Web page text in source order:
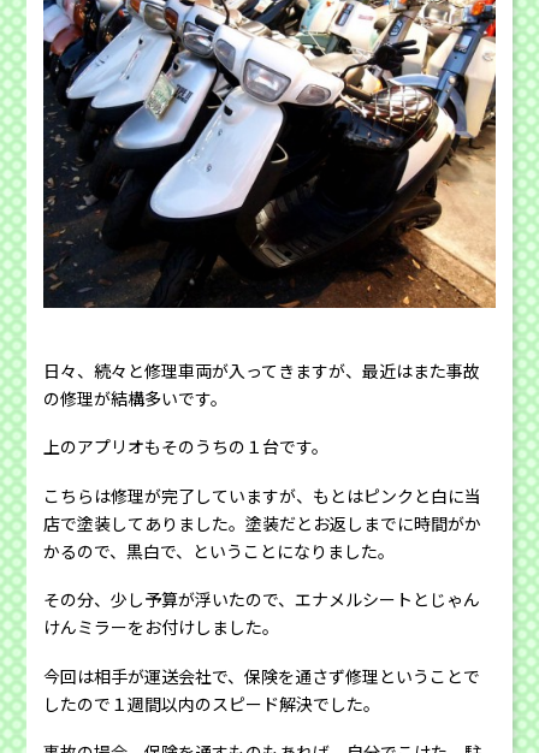
日々、続々と修理車両が入ってきますが、最近はまた事故
の修理が結構多いです。
上のアプリオもそのうちの１台です。
こちらは修理が完了していますが、もとはピンクと白に当
店で塗装してありました。塗装だとお返しまでに時間がか
かるので、黒白で、ということになりました。
その分、少し予算が浮いたので、エナメルシートとじゃん
けんミラーをお付けしました。
今回は相手が運送会社で、保険を通さず修理ということで
したので１週間以内のスピード解決でした。